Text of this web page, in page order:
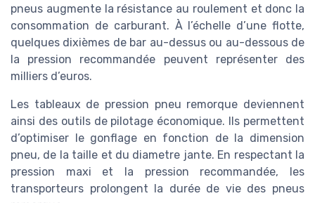
pneus augmente la résistance au roulement et donc la
consommation de carburant. À l’échelle d’une flotte,
quelques dixièmes de bar au-dessus ou au-dessous de
la pression recommandée peuvent représenter des
milliers d’euros.
Les tableaux de pression pneu remorque deviennent
ainsi des outils de pilotage économique. Ils permettent
d’optimiser le gonflage en fonction de la dimension
pneu, de la taille et du diametre jante. En respectant la
pression maxi et la pression recommandée, les
transporteurs prolongent la durée de vie des pneus